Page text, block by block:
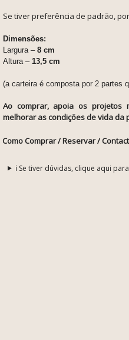
Se tiver preferência de padrão,
Dimensões:
Largura – 8 cm
Altura – 13,5 cm
(a carteira é composta por 2 partes
Ao comprar, apoia os projetos
melhorar as condições de vida da
Como Comprar / Reservar /
ℹ️ Se tiver dúvidas, clique aqui